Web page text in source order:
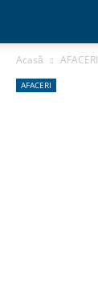
Acasă AFACERI
AFACERI